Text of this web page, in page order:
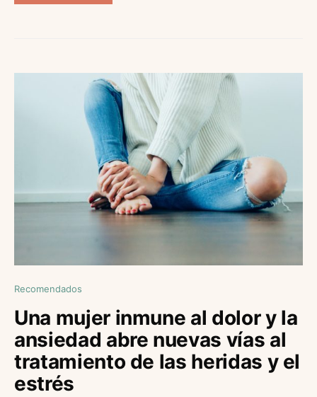
Recomendados
Una mujer inmune al dolor y la
ansiedad abre nuevas vías al
tratamiento de las heridas y el
estrés